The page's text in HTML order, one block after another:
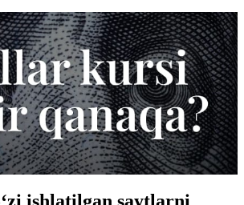
ishlatilgan saytlarni